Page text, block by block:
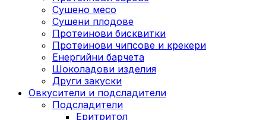
Сушено месо
Сушени плодове
Протеинови бисквитки
Протеинови чипсове и крекери
Енергийни барчета
Шоколадови изделия
Други закуски
Овкусители и подсладители
Подсладители
Еритритол